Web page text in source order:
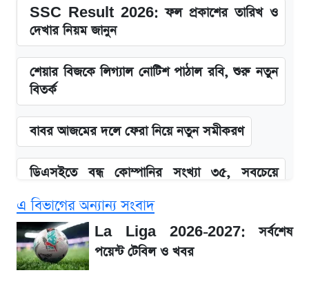
SSC Result 2026: ফল প্রকাশের তারিখ ও
দেখার নিয়ম জানুন
শেয়ার বিজকে লিগ্যাল নোটিশ পাঠাল রবি, শুরু নতুন
বিতর্ক
বাবর আজমের দলে ফেরা নিয়ে নতুন সমীকরণ
ডিএসইতে বন্ধ কোম্পানির সংখ্যা ৩৫, সবচেয়ে
Snapdragon 8 Gen 3 ফোনে নতুন চমক,
Redmi K80 নিয়ে আপডেট
এ বিভাগের অন্যান্য সংবাদ
La Liga 2026-2027: সর্বশেষ
পয়েন্ট টেবিল ও খবর